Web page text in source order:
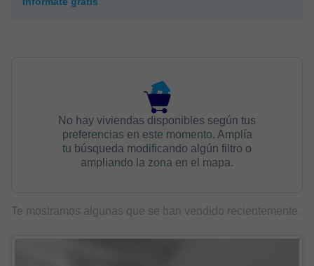
No hay viviendas disponibles según tus
preferencias en este momento. Amplía
tu búsqueda modificando algún filtro o
ampliando la zona en el mapa.
Te mostramos algunas que se han vendido recientemente.